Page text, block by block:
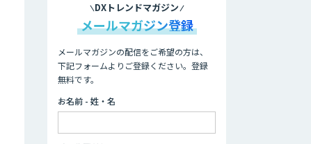
オーダーメイドAI
人材育成研修
データ分析/AI開
DXトレンドマガジン
メールマガジン登録
メールマガジンの配信をご希望の方は、
下記フォームよりご登録ください。登録
無料です。
お名前 - 姓・名